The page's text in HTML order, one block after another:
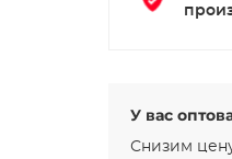
У вас
Снизим